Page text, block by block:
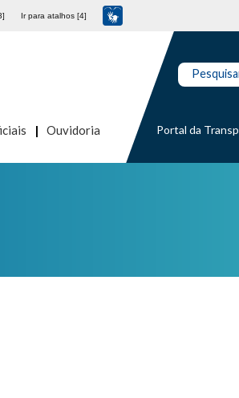
Ir para atalhos [4]
Ouvidoria Portal da